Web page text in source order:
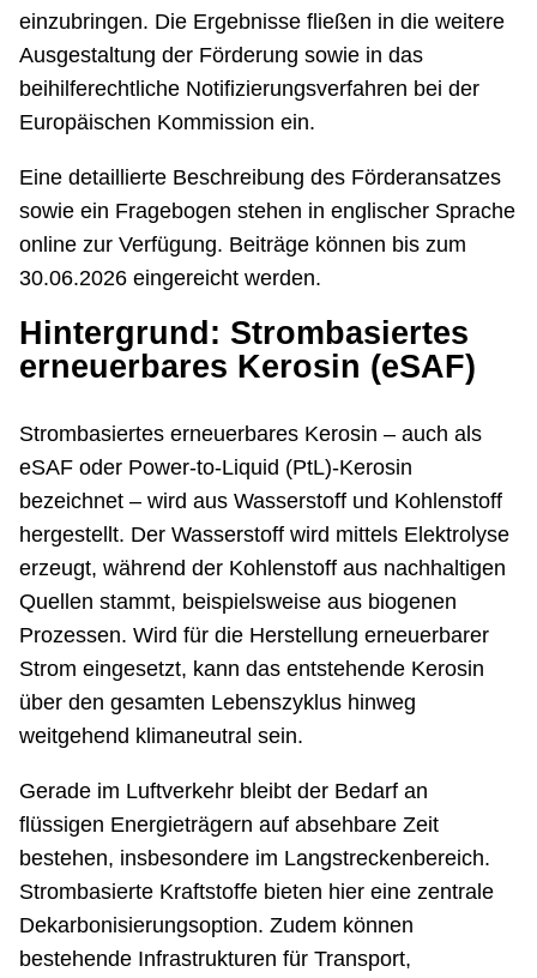
einzubringen. Die Ergebnisse fließen in die weitere
Ausgestaltung der Förderung sowie in das
beihilferechtliche Notifizierungsverfahren bei der
Europäischen Kommission ein.
Eine detaillierte Beschreibung des Förderansatzes
sowie ein Fragebogen stehen in englischer Sprache
online zur Verfügung. Beiträge können bis zum
30.06.2026 eingereicht werden.
Hintergrund: Strombasiertes
erneuerbares Kerosin (eSAF)
Strombasiertes erneuerbares Kerosin – auch als
eSAF oder Power-to-Liquid (PtL)-Kerosin
bezeichnet – wird aus Wasserstoff und Kohlenstoff
hergestellt. Der Wasserstoff wird mittels Elektrolyse
erzeugt, während der Kohlenstoff aus nachhaltigen
Quellen stammt, beispielsweise aus biogenen
Prozessen. Wird für die Herstellung erneuerbarer
Strom eingesetzt, kann das entstehende Kerosin
über den gesamten Lebenszyklus hinweg
weitgehend klimaneutral sein.
Gerade im Luftverkehr bleibt der Bedarf an
flüssigen Energieträgern auf absehbare Zeit
bestehen, insbesondere im Langstreckenbereich.
Strombasierte Kraftstoffe bieten hier eine zentrale
Dekarbonisierungsoption. Zudem können
bestehende Infrastrukturen für Transport,